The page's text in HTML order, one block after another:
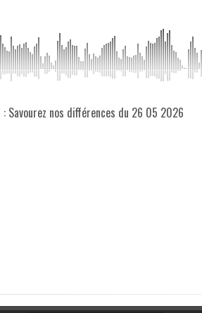
Savourez nos différences du 26 05 2026